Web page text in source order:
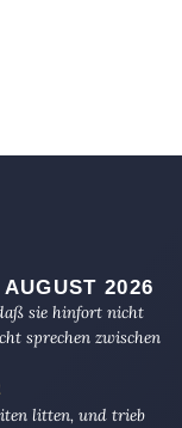
2026
sie hinfort nicht
sprechen zwischen
litten, und trieb